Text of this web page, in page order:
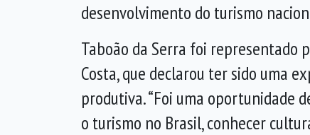
desenvolvimento do turismo
Taboão da Serra foi representado
Costa, que declarou ter sido uma
produtiva. “Foi uma oportunidade
o turismo no Brasil, conhecer